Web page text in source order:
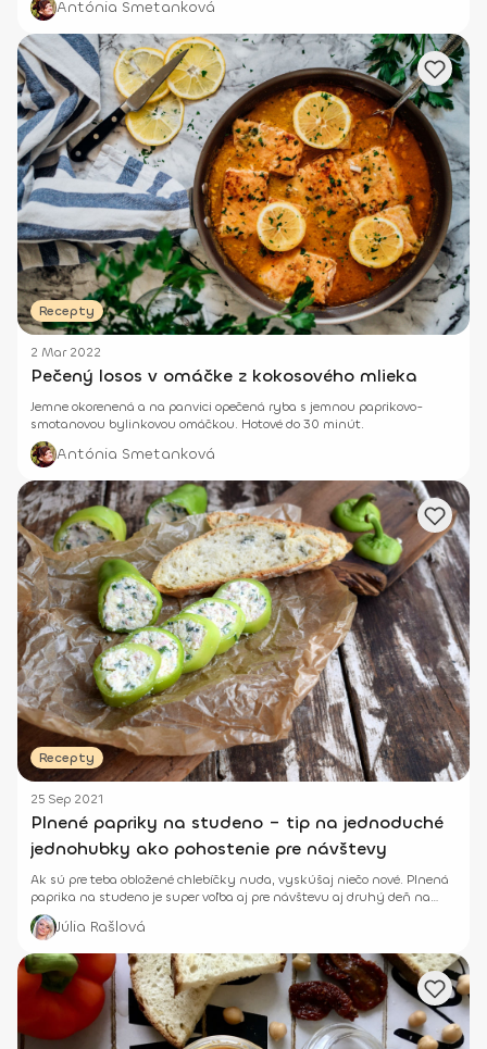
Antónia Smetanková
Recepty
2 Mar 2022
Pečený losos v omáčke z kokosového mlieka
Jemne okorenená a na panvici opečená ryba s jemnou paprikovo-
smotanovou bylinkovou omáčkou. Hotové do 30 minút.
Antónia Smetanková
Recepty
25 Sep 2021
Plnené papriky na studeno – tip na jednoduché
jednohubky ako pohostenie pre návštevy
Ak sú pre teba obložené chlebíčky nuda, vyskúšaj niečo nové. Plnená
paprika na studeno je super voľba aj pre návštevu aj druhý deň na
raňajky.
Júlia Rašlová